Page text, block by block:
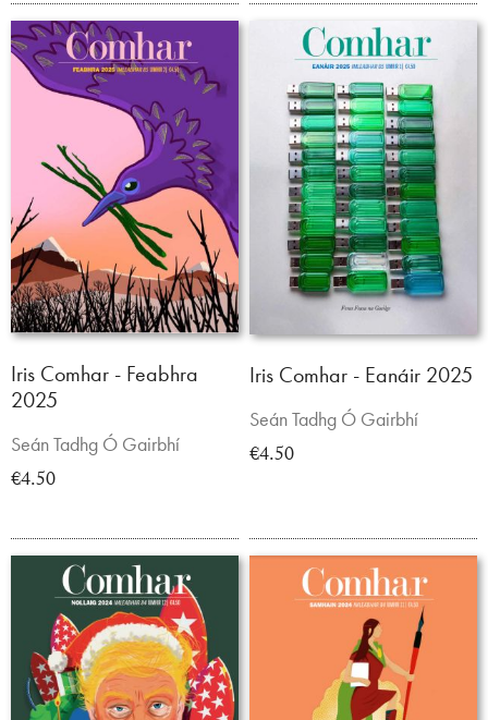
Iris Comhar - Feabhra
2025
Seán Tadhg Ó Gairbhí
€4.50
Iris Comhar - Eanáir 2025
Seán Tadhg Ó Gairbhí
€4.50